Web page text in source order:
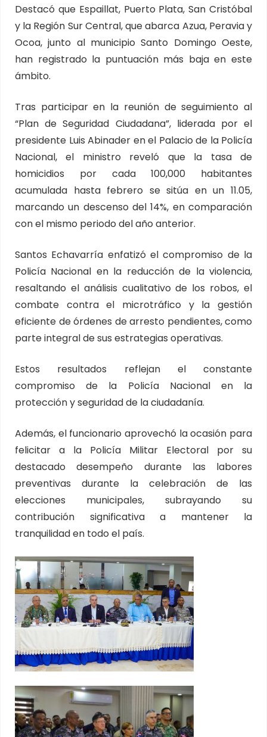
Destacó que Espaillat, Puerto Plata, San Cristóbal
y la Región Sur Central, que abarca Azua, Peravia y
Ocoa, junto al municipio Santo Domingo Oeste,
han registrado la puntuación más baja en este
ámbito.
Tras participar en la reunión de seguimiento al
“Plan de Seguridad Ciudadana”, liderada por el
presidente Luis Abinader en el Palacio de la Policía
Nacional, el ministro reveló que la tasa de
homicidios por cada 100,000 habitantes
acumulada hasta febrero se sitúa en un 11.05,
marcando un descenso del 14%, en comparación
con el mismo periodo del año anterior.
Santos Echavarría enfatizó el compromiso de la
Policía Nacional en la reducción de la violencia,
resaltando el análisis cualitativo de los robos, el
combate contra el microtráfico y la gestión
eficiente de órdenes de arresto pendientes, como
parte integral de sus estrategias operativas.
Estos resultados reflejan el constante
compromiso de la Policía Nacional en la
protección y seguridad de la ciudadanía.
Además, el funcionario aprovechó la ocasión para
felicitar a la Policía Militar Electoral por su
destacado desempeño durante las labores
preventivas durante la celebración de las
elecciones municipales, subrayando su
contribución significativa a mantener la
tranquilidad en todo el país.